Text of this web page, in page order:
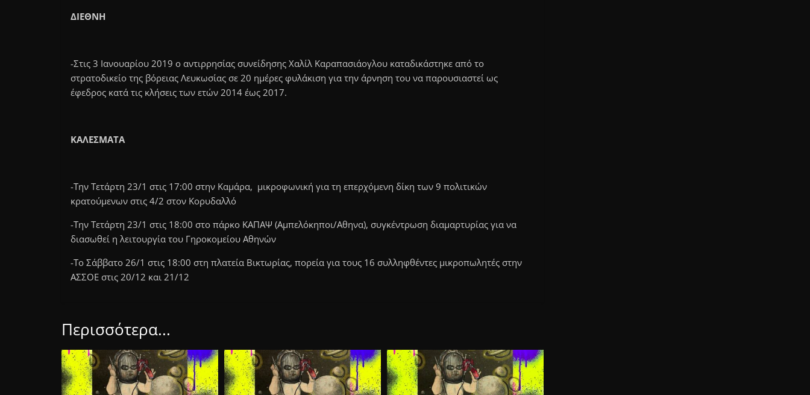
ΔΙΕΘΝΗ
-Στις 3 Ιανουαρίου 2019 ο αντιρρησίας συνείδησης Χαλίλ Καραπασιάογλου καταδικάστηκε από το
στρατοδικείο της βόρειας Λευκωσίας σε 20 ημέρες φυλάκιση για την άρνηση του να παρουσιαστεί ως
έφεδρος κατά τις κλήσεις των ετών 2014 έως 2017.
ΚΑΛΕΣΜΑΤΑ
-Την Τετάρτη 23/1 στις 17:00 στην Καμάρα, μικροφωνική για τη επερχόμενη δίκη των 9 πολιτικών
κρατούμενων στις 4/2 στον Κορυδαλλό
-Την Τετάρτη 23/1 στις 18:00 στο πάρκο ΚΑΠΑΨ (Αμπελόκηποι/Αθηνα), συγκέντρωση διαμαρτυρίας για να
διασωθεί η λειτουργία του Γηροκομείου Αθηνών
-Το Σάββατο 26/1 στις 18:00 στη πλατεία Βικτωρίας, πορεία για τους 16 συλληφθέντες μικροπωλητές στην
ΑΣΣΟΕ στις 20/12 και 21/12
Περισσότερα...